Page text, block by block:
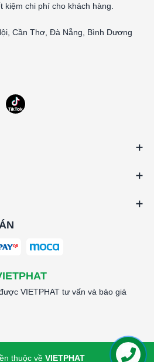
kiệm chi phí cho khách hàng.
Cần Thơ, Đà Nẵng, Bình Dương
VIETPHAT tư vấn và báo giá
thuộc về VIETPHAT Liên hệ